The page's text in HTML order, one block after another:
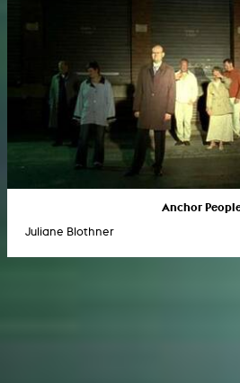
Anchor
Juliane Blothner